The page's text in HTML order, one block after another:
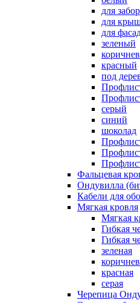
для
для
для
зеленый
красный
под
серый
синий
шоколад
Фальцевая
Ондувилла
Кабели для
Мягкая кровля
Мягкая
Гибкая
Гибкая
зеленая
красная
серая
Черепица